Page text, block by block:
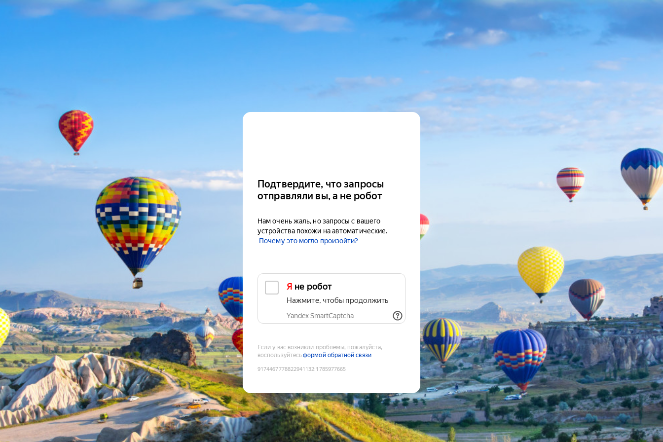
Подтвердите, что запросы
отправляли вы, а не робот
Нам очень жаль, но запросы с вашего
устройства похожи на автоматические.
Почему это могло произойти?
Я не робот
Нажмите, чтобы продолжить
Yandex SmartCaptcha
Если у вас возникли проблемы, пожалуйста,
воспользуйтесьформой обратной связи
9174467778822941132:1785977665